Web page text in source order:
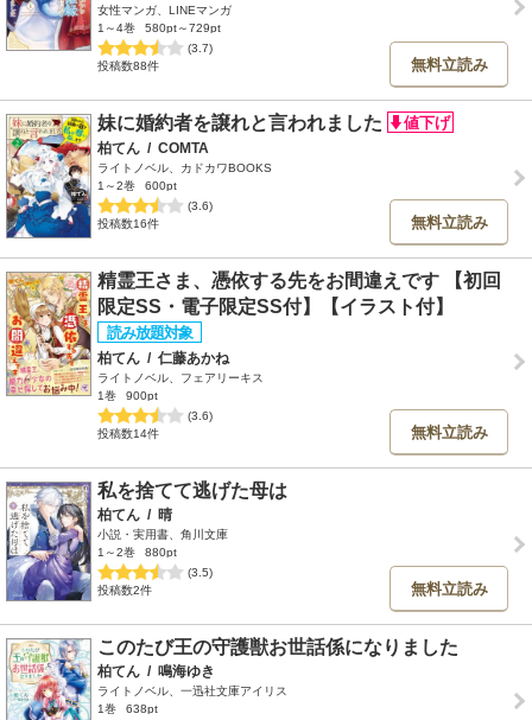
女性マンガ、LINEマンガ
1～4巻
580pt～729pt
(3.7)
投稿数88件
無料立読み
妹に婚約者を譲れと言われました
柏てん / COMTA
ライトノベル、カドカワBOOKS
1～2巻
600pt
(3.6)
投稿数16件
無料立読み
精霊王さま、憑依する先をお間違えです 【初回
限定SS・電子限定SS付】【イラスト付】
柏てん / 仁藤あかね
ライトノベル、フェアリーキス
1巻
900pt
(3.6)
投稿数14件
無料立読み
私を捨てて逃げた母は
柏てん / 晴
小説・実用書、角川文庫
1～2巻
880pt
(3.5)
投稿数2件
無料立読み
このたび王の守護獣お世話係になりました
柏てん / 鳴海ゆき
ライトノベル、一迅社文庫アイリス
1巻
638pt